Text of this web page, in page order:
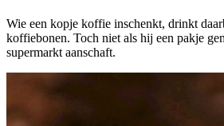
Wie een kopje koffie inschenkt, drinkt
koffiebonen. Toch niet als hij een pakje
supermarkt aanschaft.